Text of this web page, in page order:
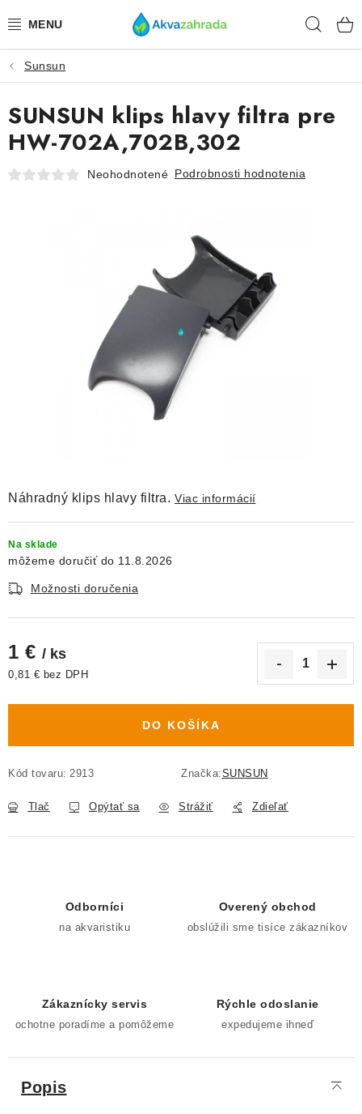
na
TECHNIKA
HNOJIVÁ
VODA
KRMIVÁ A VITAMÍNY
VÝPREDAJ
Moja objednávka
Sunsun
Náhradný klips hlavy filtra. Viac informácií
Na sklade
11.8.2026
Možnosti doručenia
1 € / ks
0,81 € bez DPH
DO KOŠÍKA
Kód tovaru: 2913 Značka:SUNSUN
Tlač Opýtať sa Strážiť Zdieľať
SUNSUN klips hlavy filtra pre
HW-702A,702B,302
Neohodnotené Podrobnosti hodnotenia
Odborníci
na akvaristiku
Overený obchod
obslúžili sme tisíce zákazníkov
Zákaznícky servis
ochotne poradíme a pomôžeme
Rýchle odoslanie
expedujeme ihneď
Popis